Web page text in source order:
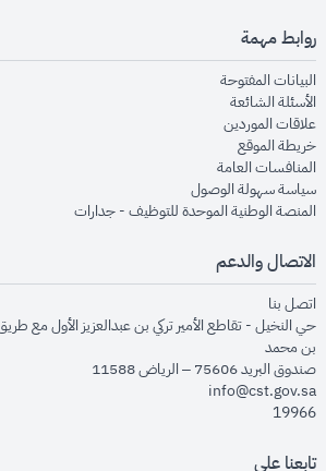
روابط مهمة
البيانات المفتوحةopens in new window
الأسئلة الشائعةopens in new window
علاقات الموردينopens in new window
خريطة الموقعopens in new window
المنافسات العامةopens in new window
سياسة سهولة الوصولopens in new window
المنصة الوطنية الموحدة للتوظيف - جداراتwindow
الاتصال والدعم
اتصل بنا
حي النخيل - تقاطع الأمير تركي بن عبدالعزيز الأول مع
بن محمد
صندوق البريد 75606 – الرياض 11588
info@cst.gov.sa
19966
تابعنا على